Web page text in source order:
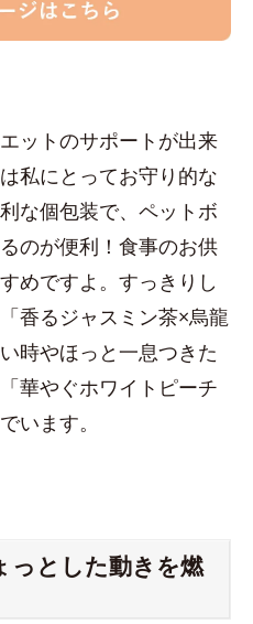
ットのサポートが出来
私にとってお守り的な
な個包装で、ペットボ
のが便利！食事のお供
めですよ。すっきりし
香るジャスミン茶×烏龍
時やほっと一息つきた
華やぐホワイトピーチ
います。
っとした動きを燃